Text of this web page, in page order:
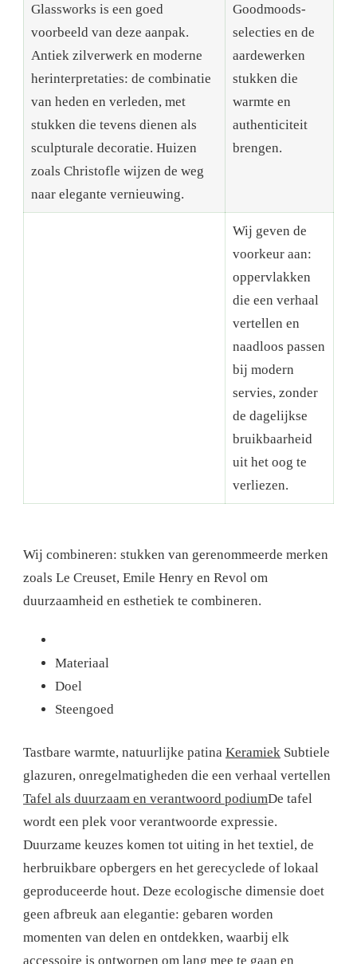
Glassworks is een goed
voorbeeld van deze aanpak.
Antiek zilverwerk en moderne
herinterpretaties: de combinatie
van heden en verleden, met
stukken die tevens dienen als
sculpturale decoratie. Huizen
zoals Christofle wijzen de weg
naar elegante vernieuwing.
Goodmoods-
selecties en de
aardewerken
stukken die
warmte en
authenticiteit
brengen.
Wij geven de
voorkeur aan:
oppervlakken
die een verhaal
vertellen en
naadloos passen
bij modern
servies, zonder
de dagelijkse
bruikbaarheid
uit het oog te
verliezen.
Wij combineren: stukken van gerenommeerde merken
zoals Le Creuset, Emile Henry en Revol om
duurzaamheid en esthetiek te combineren.
Materiaal
Doel
Steengoed
Tastbare warmte, natuurlijke patina Keramiek Subtiele
glazuren, onregelmatigheden die een verhaal vertellen
Tafel als duurzaam en verantwoord podiumDe tafel
wordt een plek voor verantwoorde expressie.
Duurzame keuzes komen tot uiting in het textiel, de
herbruikbare opbergers en het gerecyclede of lokaal
geproduceerde hout. Deze ecologische dimensie doet
geen afbreuk aan elegantie: gebaren worden
momenten van delen en ontdekken, waarbij elk
accessoire is ontworpen om lang mee te gaan en